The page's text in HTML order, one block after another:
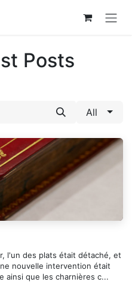
Posts
All
l'un des plats était détaché, et
nouvelle intervention était
ainsi que les charnières c...